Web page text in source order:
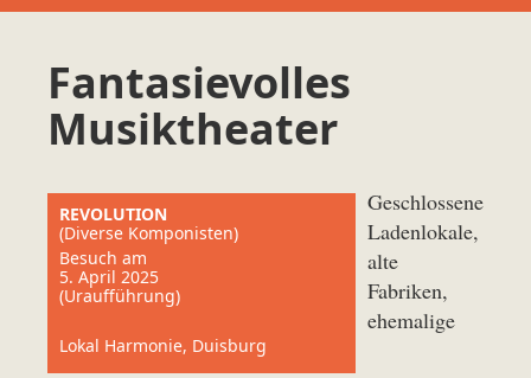
Fantasievolles
Musiktheater
REVOLUTION
(Diverse Komponisten)
Besuch am
5. April 2025
(Uraufführung)
Lokal Harmonie, Duisburg
Geschlossene
Ladenlokale,
alte
Fabriken,
ehemalige